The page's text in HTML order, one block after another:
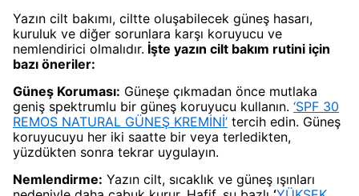
Yazın cilt bakımı, ciltte oluşabilecek güneş hasarı,
kuruluk ve diğer sorunlara karşı koruyucu ve
nemlendirici olmalıdır. İşte yazın cilt bakım rutini için
bazı öneriler:
Güneş Koruması: Güneşe çıkmadan önce mutlaka
geniş spektrumlu bir güneş koruyucu kullanın. ‘SPF 30
REMOS NATURAL GÜNEŞ KREMİNİ’ tercih edin. Güneş
koruyucuyu her iki saatte bir veya terledikten,
yüzdükten sonra tekrar uygulayın.
Nemlendirme: Yazın cilt, sıcaklık ve güneş ışınları